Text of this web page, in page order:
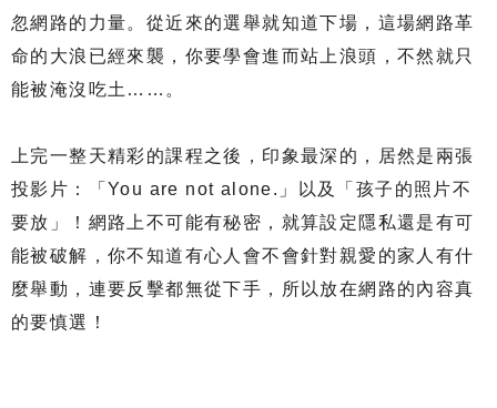
忽網路的力量。從近來的選舉就知道下場，這場網路革
命的大浪已經來襲，你要學會進而站上浪頭，不然就只
能被淹沒吃土……。
上完一整天精彩的課程之後，印象最深的，居然是兩張
投影片：「You are not alone.」以及「孩子的照片不
要放」！網路上不可能有秘密，就算設定隱私還是有可
能被破解，你不知道有心人會不會針對親愛的家人有什
麼舉動，連要反擊都無從下手，所以放在網路的內容真
的要慎選！